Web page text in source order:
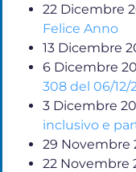
22 Dicembre
Felice Anno
13 Dicembre
6 Dicembre
308 del 06/12/
3 Dicembre
inclusivo e
29 Novembre
22 Novembre